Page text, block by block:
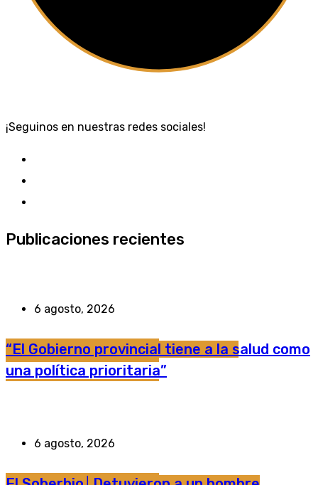
¡Seguinos en nuestras redes sociales!
Publicaciones recientes
6 agosto, 2026
“El Gobierno provincial tiene a la salud como
una política prioritaria”
6 agosto, 2026